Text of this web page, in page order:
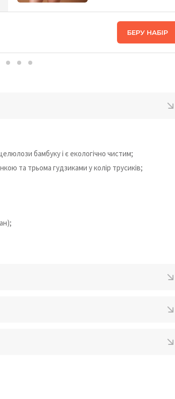
БЕРУ НАБІР
бамбуку і є екологічно чистим;
та трьома гудзиками у колір трусиків;